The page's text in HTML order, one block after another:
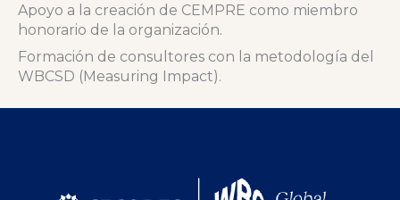
Apoyo a la creación de CEMPRE como miembro
honorario de la organización.
Formación de consultores con la metodología del
WBCSD (Measuring Impact).